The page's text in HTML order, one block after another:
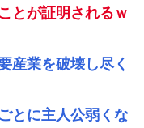
とが証明されるｗ
産業を破壊し尽く
とに主人公弱くな